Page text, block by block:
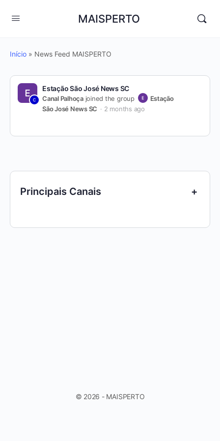
MAISPERTO
Início » News Feed MAISPERTO
Estação São José News SC
Canal Palhoçajoined the group
Estação
São José News SC
2 months ago
Principais Canais +
© 2026 - MAISPERTO